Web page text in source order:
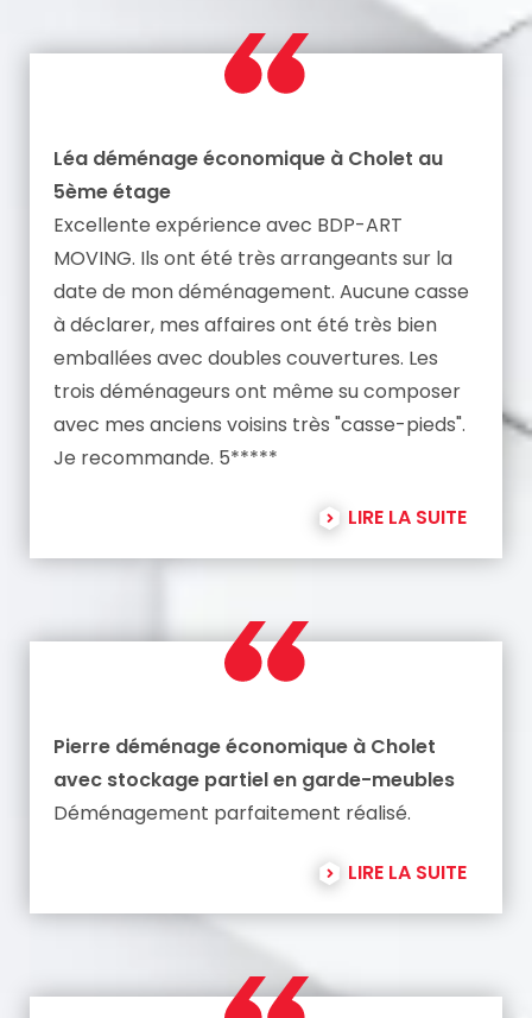
Léa déménage économique à Cholet au
5ème étage
Excellente expérience avec BDP-ART
MOVING. Ils ont été très arrangeants sur la
date de mon déménagement. Aucune casse
à déclarer, mes affaires ont été très bien
emballées avec doubles couvertures. Les
trois déménageurs ont même su composer
avec mes anciens voisins très "casse-pieds".
Je recommande. 5*****
LIRE LA SUITE
Pierre déménage économique à Cholet
avec stockage partiel en garde-meubles
Déménagement parfaitement réalisé.
LIRE LA SUITE